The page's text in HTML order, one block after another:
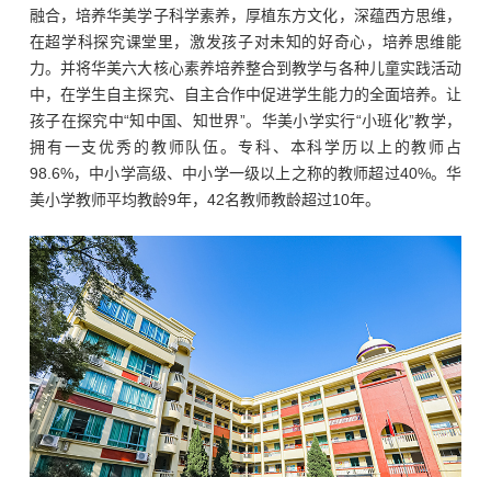
融合，培养华美学子科学素养，厚植东方文化，深蕴西方思维，
在超学科探究课堂里，激发孩子对未知的好奇心，培养思维能
力。并将华美六大核心素养培养整合到教学与各种儿童实践活动
中，在学生自主探究、自主合作中促进学生能力的全面培养。让
孩子在探究中“知中国、知世界”。华美小学实行“小班化”教学，
拥有一支优秀的教师队伍。专科、本科学历以上的教师占
98.6%，中小学高级、中小学一级以上之称的教师超过40%。华
美小学教师平均教龄9年，42名教师教龄超过10年。